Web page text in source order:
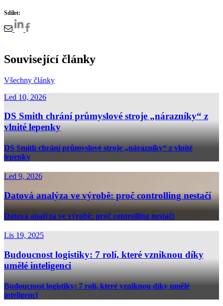
Sdílet:
Související články
Všechny články
Led 10, 2026
DS Smith chrání průmyslové stroje „nárazníky“ z
vlnité lepenky
DS Smith chrání průmyslové stroje „nárazníky“ z vlnité
lepenky
Led 9, 2026
Datová analýza ve výrobě: proč controlling nestačí
Datová analýza ve výrobě: proč controlling nestačí
Lis 19, 2025
Budoucnost logistiky: 7 rolí, které vzniknou díky
umělé inteligenci
Budoucnost logistiky: 7 rolí, které vzniknou díky umělé
inteligenci